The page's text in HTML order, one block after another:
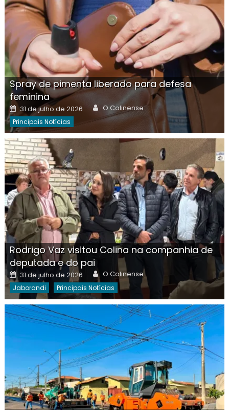
Spray de pimenta liberado para defesa
feminina
Posted
on
31 de julho de 2026 Author
O Colinense
Principais Notícias
Rodrigo Vaz visitou Colina na companhia de
deputada e do pai
Posted
on
31 de julho de 2026 Author
O Colinense
Jaborandi Principais Notícias